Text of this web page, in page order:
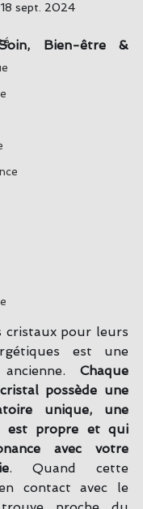
18 sept. 2024
Bien-être &
cristaux pour leurs
est une
Chaque
possède une
unique, une
est propre et qui
avec votre
. Quand cette
contact avec le